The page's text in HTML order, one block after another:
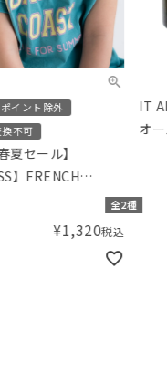
ポイント除外
不可
夏セール】
】FRENCH
ントシャーリングT
全2種
¥1,320税込
IT
オ